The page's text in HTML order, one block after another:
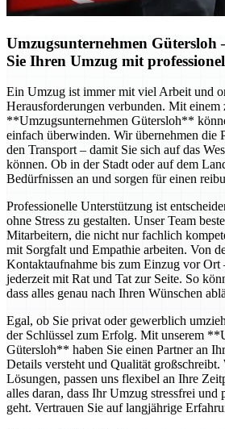
Umzugsunternehmen Gütersloh
Sie Ihren Umzug mit
Ein Umzug ist immer mit viel Arbeit und
Herausforderungen verbunden. Mit einem
**Umzugsunternehmen Gütersloh**
einfach überwinden. Wir übernehmen die
den Transport – damit Sie sich auf das
können. Ob in der Stadt oder auf dem
Bedürfnissen an und sorgen für einen
Professionelle Unterstützung ist
ohne Stress zu gestalten. Unser Team
Mitarbeitern, die nicht nur fachlich
mit Sorgfalt und Empathie arbeiten. Von
Kontaktaufnahme bis zum Einzug vor Ort
jederzeit mit Rat und Tat zur Seite. So
dass alles genau nach Ihren Wünschen
Egal, ob Sie privat oder gewerblich
der Schlüssel zum Erfolg. Mit unserem
Gütersloh** haben Sie einen Partner an
Details versteht und Qualität
Lösungen, passen uns flexibel an Ihre
alles daran, dass Ihr Umzug stressfrei
geht. Vertrauen Sie auf langjährige